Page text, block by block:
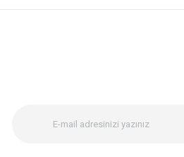
ve diğer konularda yetersiz